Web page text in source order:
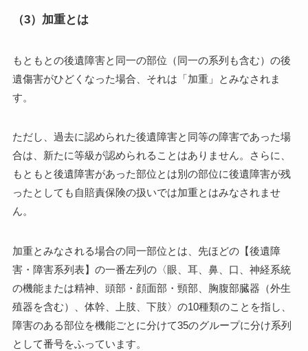
（3）加重とは
もともとの後遺障害と同一の部位（同一の系列も含む）の後
遺傷害がひどくなった場合、それは「加重」とみなされま
す。
ただし、過去に認められた後遺障害と同等の障害であった場
合は、新たに等級が認められることはありません。さらに、
もともと後遺障害があった部位とは別の部位に後遺障害が残
ったとしても自賠責保険の扱いでは加重とはみなされませ
ん。
加重とみなされる場合の同一部位とは、先ほどの【後遺障
害・障害系列表】の一番左列の〈眼、耳、鼻、口、神経系統
の機能または精神、頭部・顔面部・頸部、胸腹部臓器（外生
殖器を含む）、体幹、上肢、下肢〉の10種類のことを指し、
障害のある部位を機能ごとに分けて35のグループに分け系列
として番号をふっています。